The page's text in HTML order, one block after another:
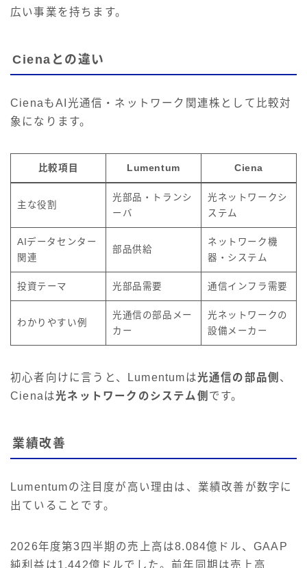
広い事業を持ちます。
Cienaとの違い
CienaもAI光通信・ネットワーク関連株として比較対
象になります。
比較項目 Lumentum Ciena
主な役割
光部品・トランシ
ーバ
光ネットワークシ
ステム
AIデータセンター
関連
部品供給
ネットワーク機
器・システム
投資テーマ 光部品需要 通信インフラ需要
わかりやすい例
光通信の部品メー
カー
光ネットワークの
設備メーカー
初心者向けに言うと、Lumentumは光通信の部品側 、
Cienaは光ネットワークのシステム側 です。
業績改善
Lumentumの注目度が高い理由は、業績改善が数字に
出ていることです。
2026年度第3四半期の売上高は8.084億ドル、GAAP
純利益は1.442億ドルでした。前年同期は売上高